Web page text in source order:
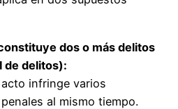
dos o más delitos
de delitos):
infringe varios
al mismo tiempo.